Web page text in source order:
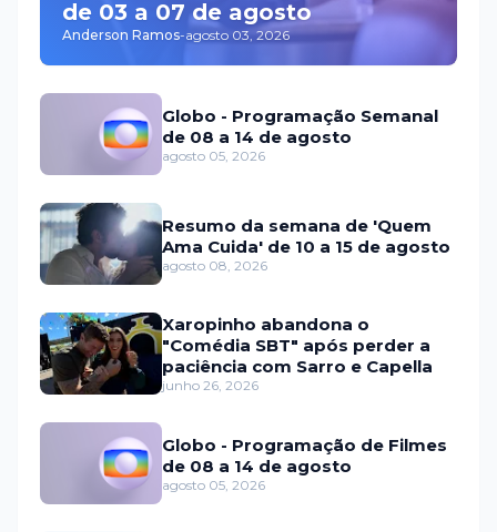
de 03 a 07 de agosto
Anderson Ramos-agosto 03, 2026
Globo - Programação Semanal
de 08 a 14 de agosto
agosto 05, 2026
Resumo da semana de 'Quem
Ama Cuida' de 10 a 15 de agosto
agosto 08, 2026
Xaropinho abandona o
"Comédia SBT" após perder a
paciência com Sarro e Capella
junho 26, 2026
Globo - Programação de Filmes
de 08 a 14 de agosto
agosto 05, 2026